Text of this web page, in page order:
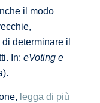
il modo
determinare il
In: eVoting e
).
legga di più